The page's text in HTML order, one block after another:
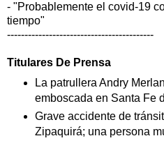
- "Probablemente el covid-19
tiempo"
------------------------------------------
Titulares De Prensa
La patrullera Andry
emboscada en Santa Fe
Grave accidente de
Zipaquirá; una persona